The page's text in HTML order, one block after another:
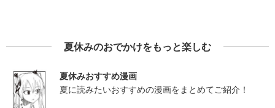
夏休みのおでかけをもっと楽しむ
夏休みおすすめ漫画
夏に読みたいおすすめの漫画をまとめてご紹介！